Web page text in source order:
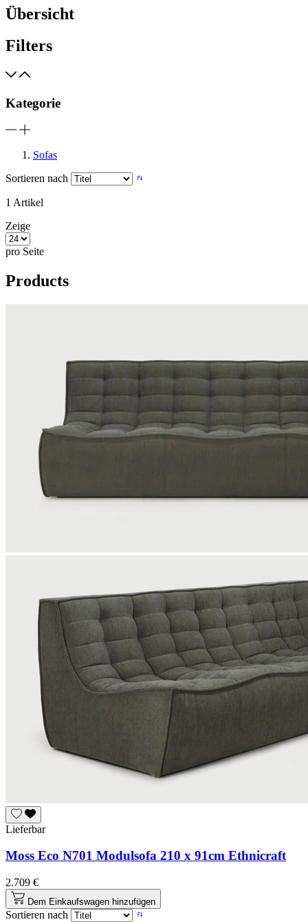
Übersicht
Filters
Kategorie
Sofas
Sortieren nach
1 Artikel
Zeige
pro Seite
Products
Lieferbar
Moss Eco N701 Modulsofa 210 x 91cm Ethnicraft
2.709 €
Dem Einkaufswagen hinzufügen
Sortieren nach